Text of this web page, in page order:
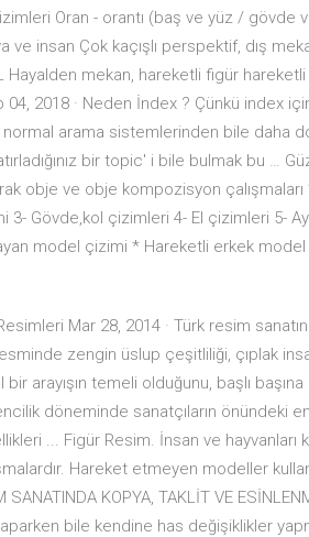
Oran - orantı (baş ve yüz / gövde
ve insan Çok kaçışlı perspektif, dış
Hayalden mekan, hareketli figür
2018 · Neden İndex ? Çünkü index
arama sistemlerinden bile daha
bir topic' i bile bulmak bu …
obje ve obje kompozisyon
3- Gövde,kol çizimleri 4- El çizimleri 5-
model çizimi * Hareketli erkek
Mar 28, 2014 · Türk resim
zengin üslup çeşitliliği, çıplak
arayışın temeli olduğunu, başlı
döneminde sanatçıların önündeki
... Figür Resim. İnsan ve
Hareket etmeyen modeller
KOPYA, TAKLİT VE
bile kendine has değişiklikler